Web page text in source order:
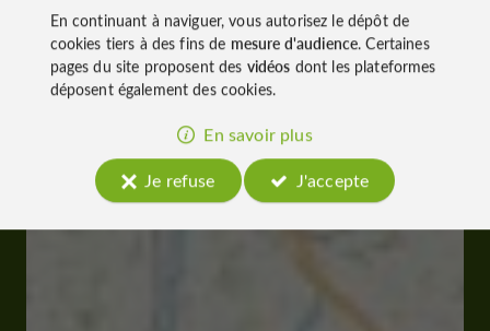
En continuant à naviguer, vous autorisez le dépôt de
cookies tiers à des fins de mesure d'audience. Certaines
pages du site proposent des vidéos dont les plateformes
déposent également des cookies.
En savoir plus
Je refuse
J'accepte